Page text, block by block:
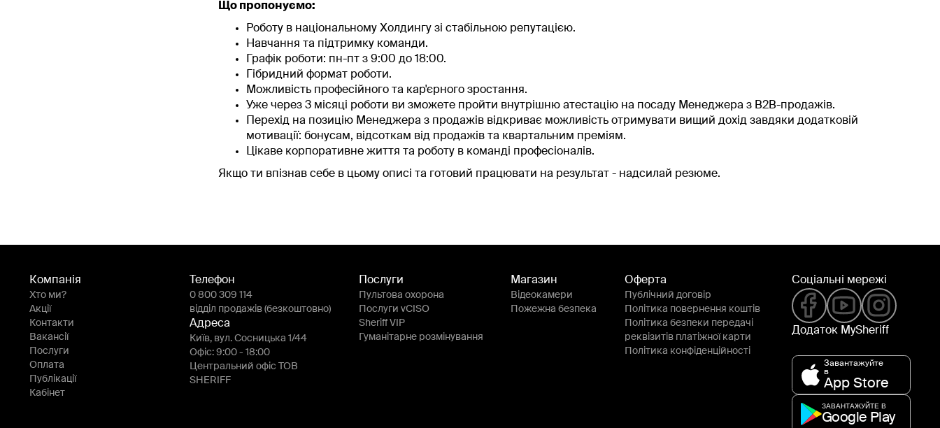
Що пропонуємо:
Роботу в національному Холдингу зі стабільною репутацією.
Навчання та підтримку команди.
Графік роботи: пн-пт з 9:00 до 18:00.
Гібридний формат роботи.
Можливість професійного та кар'єрного зростання.
Уже через 3 місяці роботи ви зможете пройти внутрішню атестацію на посаду Менеджера з B2B-продажів.
Перехід на позицію Менеджера з продажів відкриває можливість отримувати вищий дохід завдяки додатковій
мотивації: бонусам, відсоткам від продажів та квартальним преміям.
Цікаве корпоративне життя та роботу в команді професіоналів.
Якщо ти впізнав себе в цьому описі та готовий працювати на результат - надсилай резюме.
Компанія
Хто ми?
Акції
Контакти
Вакансії
Послуги
Оплата
Публікації
Кабінет
Телефон
0 800 309 114
відділ продажів (безкоштовно)
Адреса
Київ, вул. Сосницька 1/44
Офіс: 9:00 - 18:00
Центральний офіс ТОВ
SHERIFF
Послуги
Пультова охорона
Послуги vCISO
Sheriff VIP
Гуманітарне розмінування
Магазин
Відеокамери
Пожежна безпека
Оферта
Публічний договір
Політика повернення коштів
Політика безпеки передачі
реквізитів платіжної карти
Політика конфіденційності
Соціальні мережі
Додаток MySheriff
Завантажуйте
в
App Store
ЗАВАНТАЖУЙТЕ В
Google Play